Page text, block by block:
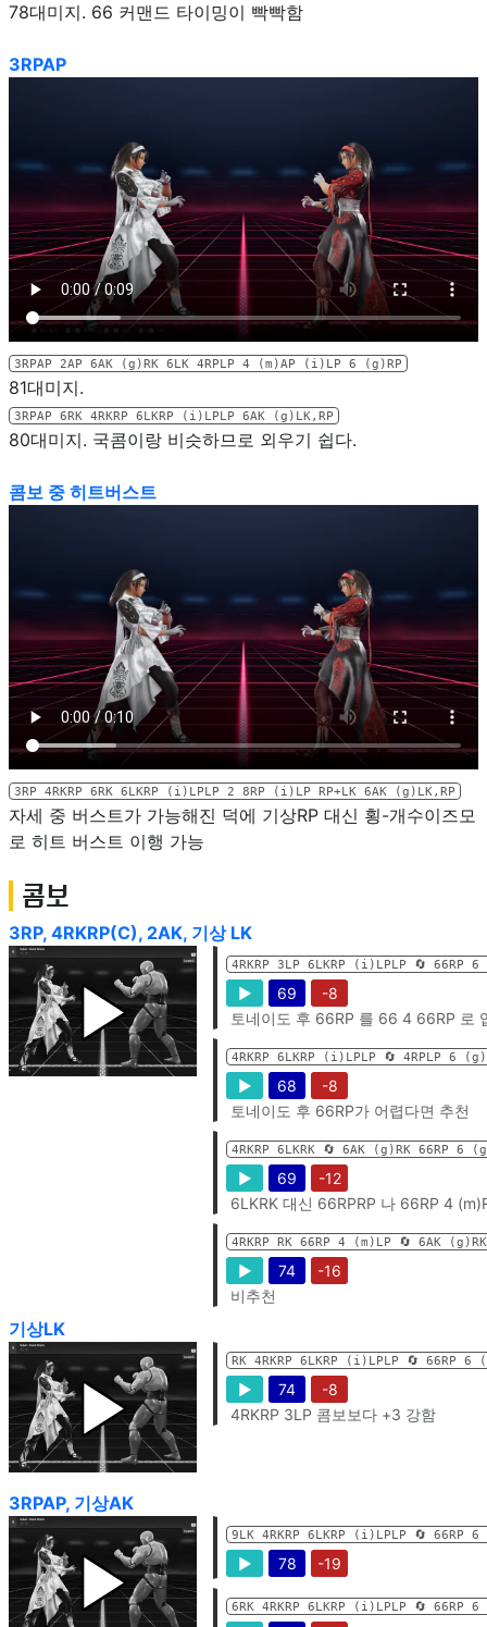
78대미지. 66 커맨드 타이밍이 빡빡함
3RPAP
3RPAP 2AP 6AK (g)RK 6LK 4RPLP 4 (m)AP (i)LP 6 (g)RP
81대미지.
3RPAP 6RK 4RKRP 6LKRP (i)LPLP 6AK (g)LK,RP
80대미지. 국콤이랑 비슷하므로 외우기 쉽다.
콤보 중 히트버스트
3RP 4RKRP 6RK 6LKRP (i)LPLP 2 8RP (i)LP RP+LK 6AK (g)LK,RP
자세 중 버스트가 가능해진 덕에 기상RP 대신 횡-개수이즈모
로 히트 버스트 이행 가능
콤보
3RP, 4RKRP(C), 2AK, 기상 LK
4RKRP 3LP 6LKRP (i)LPLP 🔄️ 66RP 6
▶ 69
-8
토네이도 후 66RP 를 66 4 66RP 로
4RKRP 6LKRP (i)LPLP 🔄️ 4RPLP 6
▶ 68
-8
토네이도 후 66RP가 어렵다면 추천
4RKRP 6LKRK 🔄️ 6AK (g)RK 66RP 6
▶ 69
-12
6LKRK 대신 66RPRP 나 66RP 4
4RKRP RK 66RP 4 (m)LP 🔄️ 6AK
▶ 74
-16
비추천
기상LK
RK 4RKRP 6LKRP (i)LPLP 🔄️ 66RP 6
▶ 74
-8
4RKRP 3LP 콤보보다 +3 강함
3RPAP, 기상AK
9LK 4RKRP 6LKRP (i)LPLP 🔄️ 66RP 6
▶ 78 -19
6RK 4RKRP 6LKRP (i)LPLP 🔄️ 66RP 6